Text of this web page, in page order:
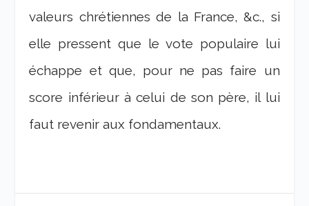
valeurs chrétiennes de la France, &c., si
elle pressent que le vote populaire lui
échappe et que, pour ne pas faire un
score inférieur à celui de son père, il lui
faut revenir aux fondamentaux.